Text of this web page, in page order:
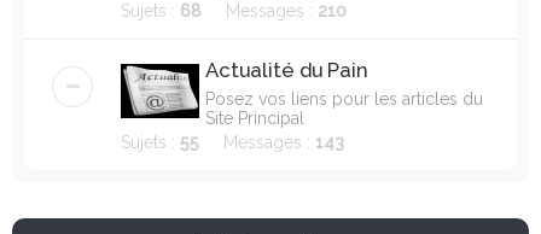
Sujets : 68 Messages : 210
Actualité du Pain
Posez vos liens pour les articles du
Site Principal
Sujets : 55 Messages : 143